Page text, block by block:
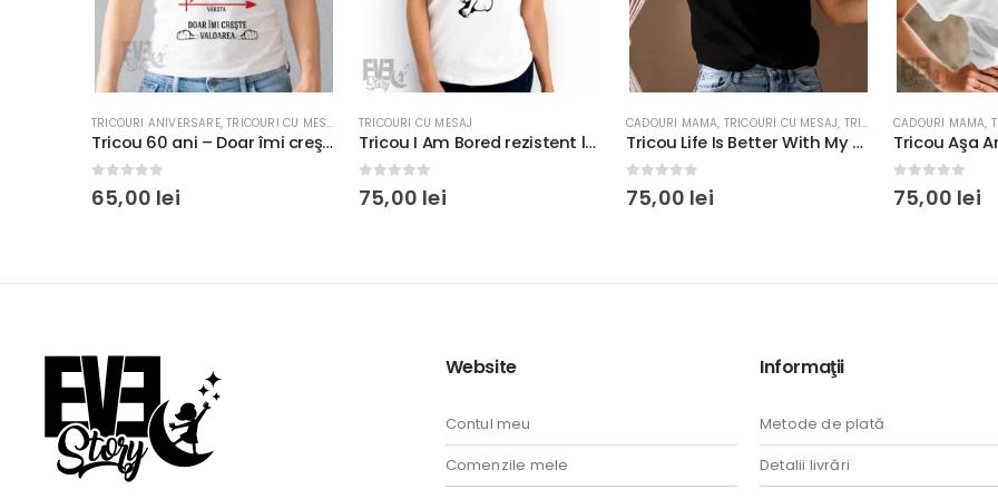
TRICOURI CU MESAJ
Tricou I Am Bored rezistent la spălări, regular fit, bumbac 100%, culoare alb
0 out of 5
75,00 lei
CADOURI MAMA,TRICOURI CU MESAJ
Tricou Life Is Better With My Boys #Momlife, rezistent la spălări, bumbac 100%, regular fit, culoare alb/negru
out of 5
75,00 lei
CADOURI MAMA, TRICOURI CU MESAJ
Tricou Aşa Arată O Mamă Extraordinară, bumbac 100%, rezistent la spălări, regular fit, culoare alb sau negru
out of 5
75,00 lei
TRICOURI CU
out of 5
65,00lei
Website
Contul meu
Comenzile mele
Informaţii
Metode de plată
Detalii livrări